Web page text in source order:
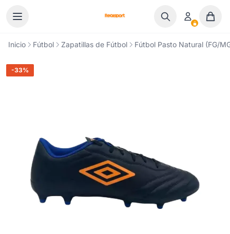
Inicio Fútbol Zapatillas de Fútbol Fútbol Pasto Natural (FG/
-33%